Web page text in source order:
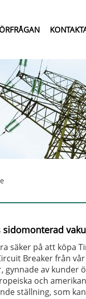
sidomonterad
säker på att köpa
Breaker från
gynnade av kunder
och
ställning, som